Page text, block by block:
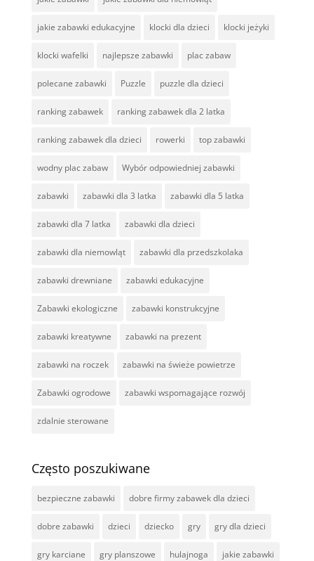
jakie zabawki edukacyjne klocki dla dzieci klocki jeżyki
klocki wafelki najlepsze zabawki plac zabaw
polecane zabawki Puzzle puzzle dla dzieci
ranking zabawek ranking zabawek dla 2 latka
ranking zabawek dla dzieci rowerki top zabawki
wodny plac zabaw Wybór odpowiedniej zabawki
zabawki zabawki dla 3 latka zabawki dla 5 latka
zabawki dla 7 latka zabawki dla dzieci
zabawki dla niemowląt zabawki dla przedszkolaka
zabawki drewniane zabawki edukacyjne
Zabawki ekologiczne zabawki konstrukcyjne
zabawki kreatywne zabawki na prezent
zabawki na roczek zabawki na świeże powietrze
Zabawki ogrodowe zabawki wspomagające rozwój
zdalnie sterowane
Często poszukiwane
bezpieczne zabawki dobre firmy zabawek dla dzieci
dobre zabawki dzieci dziecko gry gry dla dzieci
gry karciane gry planszowe hulajnoga jakie zabawki